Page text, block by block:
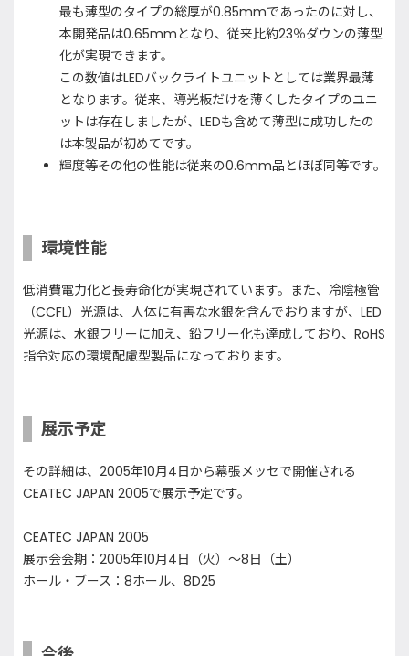
最も薄型のタイプの総厚が0.85mmであったのに対し、
本開発品は0.65mmとなり、従来比約23％ダウンの薄型
化が実現できます。
この数値はLEDバックライトユニットとしては業界最薄
となります。従来、導光板だけを薄くしたタイプのユニ
ットは存在しましたが、LEDも含めて薄型に成功したの
は本製品が初めてです。
輝度等その他の性能は従来の0.6mm品とほぼ同等です。
環境性能
低消費電力化と長寿命化が実現されています。また、冷陰極管
（CCFL）光源は、人体に有害な水銀を含んでおりますが、LED
光源は、水銀フリーに加え、鉛フリー化も達成しており、RoHS
指令対応の環境配慮型製品になっております。
展示予定
その詳細は、2005年10月4日から幕張メッセで開催される
CEATEC JAPAN 2005で展示予定です。
CEATEC JAPAN 2005
展示会会期：2005年10月4日（火）～8日（土）
ホール・ブース：8ホール、8D25